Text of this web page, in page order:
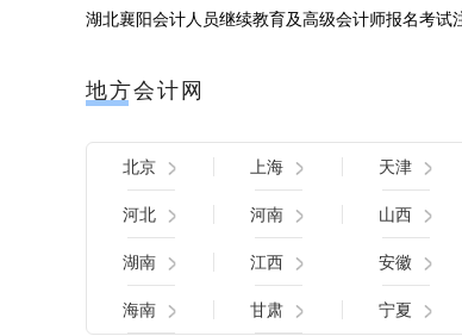
湖北襄阳会计人员继续教育及高级会计师报名考试
地方会计网
北京 上海 天津
河北 河南 山西
湖南 江西 安徽
海南 甘肃 宁夏